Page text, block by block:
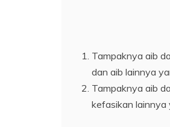
Tampaknya aib
dan aib lainnya
Tampaknya aib
kefasikan lainnya